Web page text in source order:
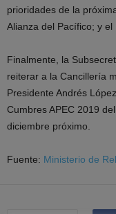
prioridades de la
Alianza del Pacífico; y
Finalmente, la
reiterar a la Cancillería
Presidente Andrés
Cumbres APEC 2019
diciembre próximo.
Fuente: Ministerio de